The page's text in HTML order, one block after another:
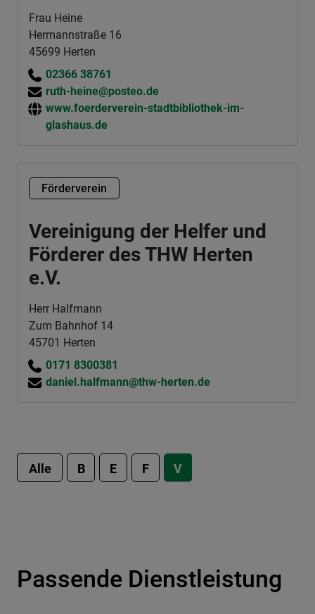
Frau Heine
Hermannstraße 16
45699 Herten
02366 38761
ruth-heine@posteo.de
www.foerderverein-stadtbibliothek-im-
glashaus.de
Förderverein
Vereinigung der Helfer und
Förderer des THW Herten
e.V.
Herr Halfmann
Zum Bahnhof 14
45701 Herten
0171 8300381
daniel.halfmann@thw-herten.de
Alle B E F V
Passende Dienstleistung